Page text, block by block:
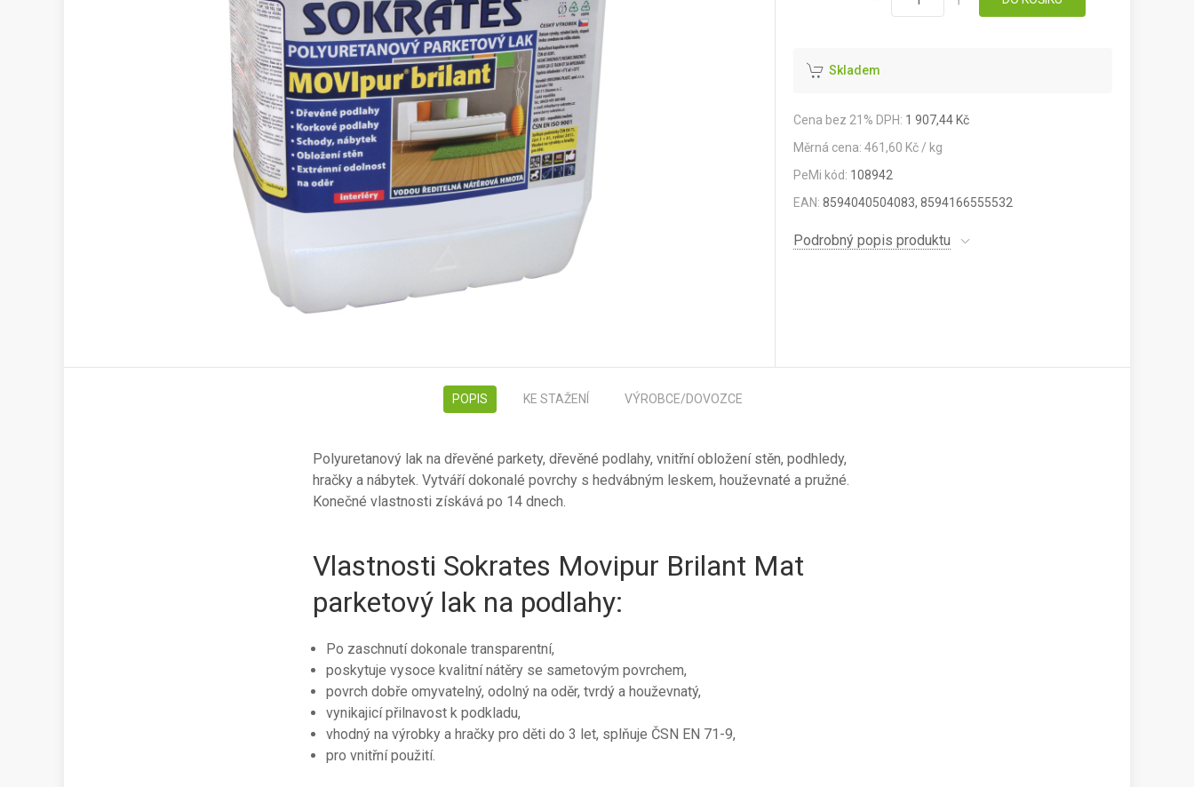
Skladem
Cena bez 21% DPH: 1 907,44 Kč
Měrná cena: 461,60 Kč / kg
PeMi kód: 108942
EAN:8594040504083, 8594166555532
Podrobný popis produktu
POPIS KE STAŽENÍ VÝROBCE/DOVOZCE
Polyuretanový lak na dřevěné parkety, dřevěné podlahy, vnitřní obložení stěn, podhledy,
hračky a nábytek. Vytváří dokonalé povrchy s hedvábným leskem, houževnaté a pružné.
Konečné vlastnosti získává po 14 dnech.
Vlastnosti Sokrates Movipur Brilant Mat
parketový lak na podlahy:
Po zaschnutí dokonale transparentní,
poskytuje vysoce kvalitní nátěry se sametovým povrchem,
povrch dobře omyvatelný, odolný na oděr, tvrdý a houževnatý,
vynikajicí přilnavost k podkladu,
vhodný na výrobky a hračky pro děti do 3 let, splňuje ČSN EN 71-9,
pro vnitřní použití.